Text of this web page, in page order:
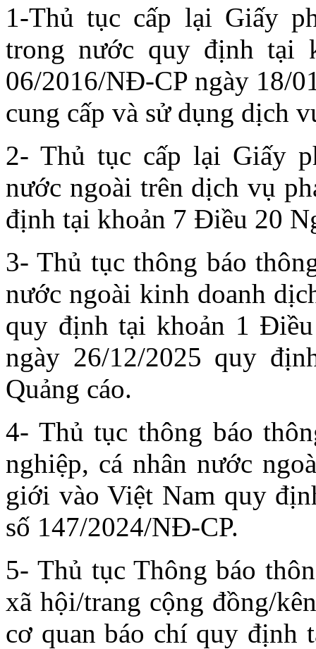
1-Thủ tục cấp lại Giấy
trong nước quy định tại
06/2016/NĐ-CP ngày 18/
cung cấp và sử dụng dịch
2- Thủ tục cấp lại Giấy
nước ngoài trên dịch vụ
định tại khoản 7 Điều 20
3- Thủ tục thông báo
nước ngoài kinh doanh
quy định tại khoản 1
ngày 26/12/2025 quy
Quảng cáo.
4- Thủ tục thông báo
nghiệp, cá nhân nước
giới vào Việt Nam quy
số 147/2024/NĐ-CP.
5- Thủ tục Thông báo
xã hội/trang cộng đồng/
cơ quan báo chí quy định